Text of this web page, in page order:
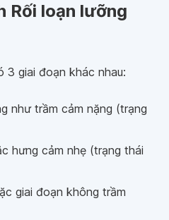
Rối loạn lưỡng
3 giai đoạn khác nhau:
như trầm cảm nặng (trạng
hưng cảm nhẹ (trạng thái
giai đoạn không trầm